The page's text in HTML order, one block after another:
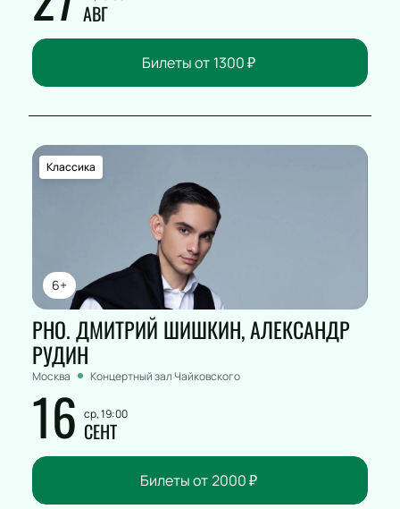
АВГ
Билеты от 1300₽
6+
Классика
РНО. ДМИТРИЙ ШИШКИН, АЛЕКСАНДР
РУДИН
Москва Концертный зал Чайковского
16 ср, 19:00
СЕНТ
Билеты от 2000₽